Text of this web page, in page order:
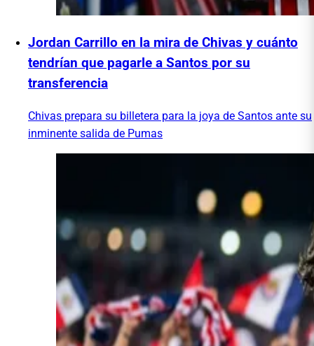
Jordan Carrillo en la mira de Chivas y cuánto
tendrían que pagarle a Santos por su
transferencia
Chivas prepara su billetera para la joya de Santos ante su
inminente salida de Pumas